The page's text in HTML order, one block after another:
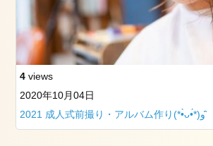
4 views
2020年10月04日
2021 成人式前撮り・アルバム作り(*•̀ᴗ•́*)و ̑̑